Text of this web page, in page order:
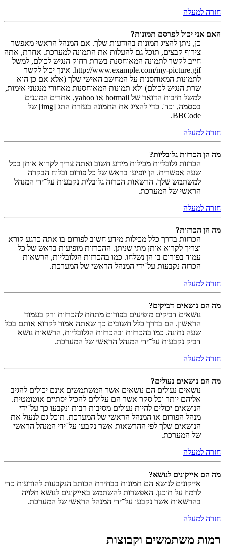
חזרה למעלה
האם אני יכול לפרסם תמונות?
כן, ניתן להציג תמונות בהודעות שלך. אם המנהל הראשי מאפשר
צירוף קבצים, תוכל גם להעלות את התמונה למערכת. אחרת, אתה
חייב לקשר לתמונה המאוחסנת בשרת רחוק הנגיש לכולם, למשל
http://www.example.com/my-picture.gif. אינך יכול לקשר
לתמונות המאוחסנות על המחשב האישי שלך (אלא אם כן הוא
שרת הנגיש לכולם) ולא תמונות המאוחסנות מאחורי מנגנוני אימות,
למשל תיבות הדואר של hotmail או yahoo, אתרים המוגנים
בססמה, וכד'. כדי להציג את התמונה בעזרת התג [img] של
BBCode.
חזרה למעלה
מה הן הכרזות גלובליות?
הכרזות גלובליות מכילות מידע חשוב ואתה צריך לקרוא אותן בכל
שעה אפשרית. הן יופיעו בראש של כל פורום ובלוח הבקרה
למשתמש שלך. הרשאות הכרזה גלובלית נקבעות על־ידי המנהל
הראשי של המערכת.
חזרה למעלה
מה הן הכרזות?
הכרזות בדרך כלל מכילות מידע חשוב לפורום בו אתה כרגע קורא
וצריך לקרוא אותן מתי שניתן. ההכרזות מופיעות בראש של כל
עמוד בפורום בו הן נשלחו. כמו בהכרזות הגלובליות, הרשאות
הכרזה נקבעות על־ידי המנהל הראשי של המערכת.
חזרה למעלה
מה הם נושאים דביקים?
נושאים דביקים מופיעים בפורום מתחת להכרזות ורק בעמוד
הראשון. הם בדרך כלל חשובים כך שאתה אמור לקרוא אותם בכל
שעה נתונה. כמו בהכרזות ובהכרזות הגלובליות, הרשאות נושא
דביק נקבעות על־ידי המנהל הראשי של המערכת.
חזרה למעלה
מה הם נושאים נעולים?
נושאים נעולים הם נושאים אשר המשתמשים אינם יכולים להגיב
אליהם יותר וכל סקר אשר הם עלולים להכיל יסתיים אוטומטית.
הנושאים יכולים להיות נעולים מסיבות רבות ונקבעו כך על־ידי
מנהל הפורום או המנהל הראשי של המערכת. תוכל גם לנעול את
הנושאים שלך לפי ההרשאות אשר נקבעו על־ידי המנהל הראשי
של המערכת.
חזרה למעלה
מה הם אייקונים לנושא?
אייקונים לנושא הם תמונות בבחירת הכותב הנקבעות להודעות כדי
לרמוז על תוכנן. האפשרות להשתמש באייקונים לנושא תלויה
בהרשאות אשר נקבעו על־ידי המנהל הראשי של המערכת.
חזרה למעלה
רמות משתמשים וקבוצות